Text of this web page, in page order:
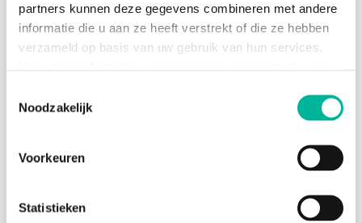
partners kunnen deze gegevens combineren met andere
informatie die u aan ze heeft verstrekt of die ze hebben
verzameld op basis van uw gebruik van hun services.
functioneren van de website en kunnen niet worden
geweigerd; hierover bestaat enkel een informatieplicht. U
cookies op elk moment intrekken via de consent
Noodzakelijk
Voorkeuren
Statistieken
Over notificaties
Notificatie voorkeuren bepalen in Twizzit
Push notificaties beheren op Android / iOS
Mijn attesten raadplegen